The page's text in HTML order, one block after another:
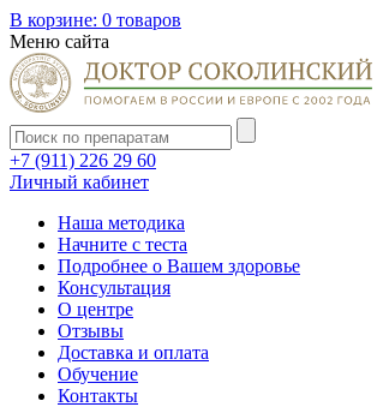
В корзине: 0 товаров
Меню сайта
+7 (911) 226 29 60
Личный кабинет
Наша методика
Начните с теста
Подробнее о Вашем здоровье
Консультация
О центре
Отзывы
Доставка и оплата
Обучение
Контакты